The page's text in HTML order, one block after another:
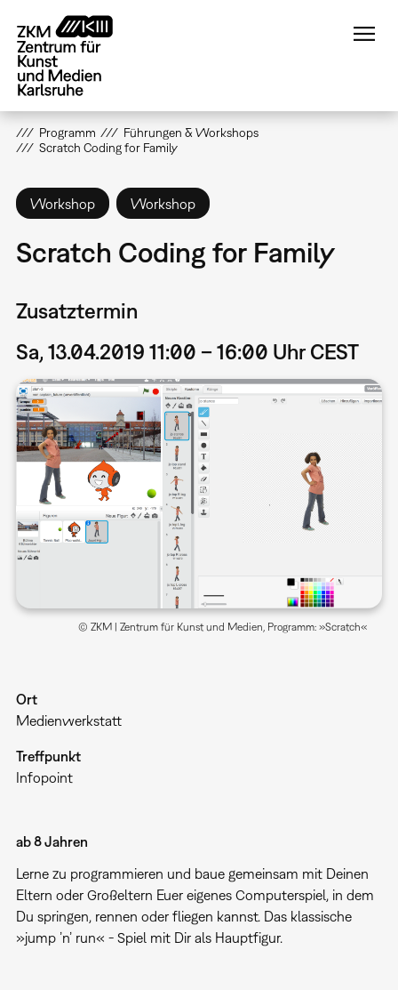
zum
Inhalt
Programm
Führungen & Workshops
Scratch Coding for Family
Workshop Workshop
Scratch Coding for Family
Zusatztermin
Sa, 13.04.2019 11:00 – 16:00 Uhr CEST
© ZKM | Zentrum für Kunst und Medien, Programm: »Scratch«
Ort
Medienwerkstatt
Treffpunkt
Infopoint
ab 8 Jahren
Lerne zu programmieren und baue gemeinsam mit Deinen
Eltern oder Großeltern Euer eigenes Computerspiel, in dem
Du springen, rennen oder fliegen kannst. Das klassische
»jump ’n’ run« - Spiel mit Dir als Hauptfigur.